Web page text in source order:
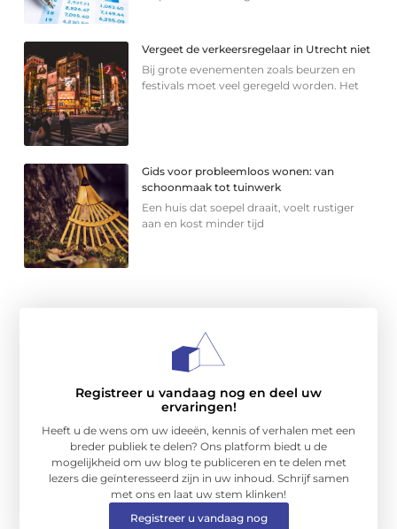
Vergeet de verkeersregelaar in Utrecht niet
Bij grote evenementen zoals beurzen en
festivals moet veel geregeld worden. Het
Gids voor probleemloos wonen: van
schoonmaak tot tuinwerk
Een huis dat soepel draait, voelt rustiger
aan en kost minder tijd
Registreer u vandaag nog en deel uw
ervaringen!
Heeft u de wens om uw ideeën, kennis of verhalen met een
breder publiek te delen? Ons platform biedt u de
mogelijkheid om uw blog te publiceren en te delen met
lezers die geïnteresseerd zijn in uw inhoud. Schrijf samen
met ons en laat uw stem klinken!
Registreer u vandaag nog